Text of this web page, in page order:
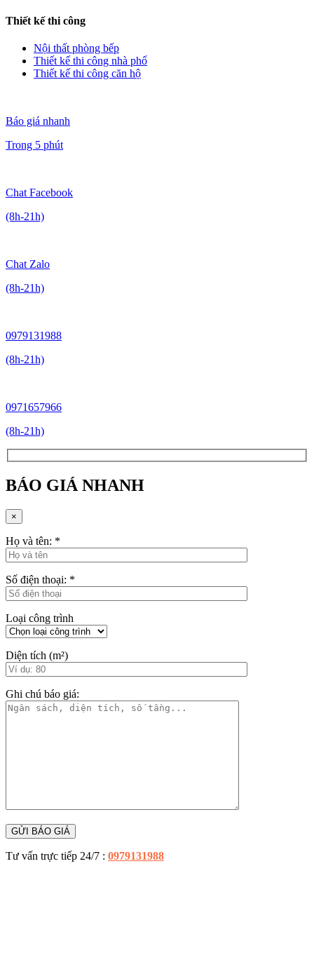
Thiết kế thi công
Nội thất phòng bếp
Thiết kế thi công nhà phố
Thiết kế thi công căn hộ
Báo giá nhanh
Trong 5 phút
Chat Facebook
(8h-21h)
Chat Zalo
(8h-21h)
0979131988
(8h-21h)
0971657966
(8h-21h)
BÁO GIÁ NHANH
×
Họ và tên: *
Số điện thoại: *
Loại công trình
Diện tích (m²)
Ghi chú báo giá:
Tư vấn trực tiếp 24/7 : 0979131988